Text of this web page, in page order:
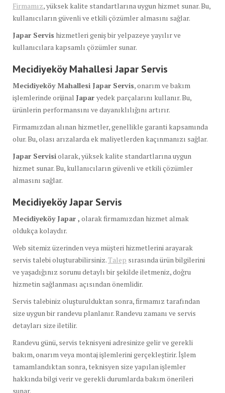
Firmamız, yüksek kalite standartlarına uygun hizmet sunar. Bu,
kullanıcıların güvenli ve etkili çözümler almasını sağlar.
Japar Servis hizmetleri geniş bir yelpazeye yayılır ve
kullanıcılara kapsamlı çözümler sunar.
Mecidiyeköy Mahallesi Japar Servis
Mecidiyeköy Mahallesi Japar Servis, onarım ve bakım
işlemlerinde orijinal Japar yedek parçalarını kullanır. Bu,
ürünlerin performansını ve dayanıklılığını artırır.
Firmamızdan alınan hizmetler, genellikle garanti kapsamında
olur. Bu, olası arızalarda ek maliyetlerden kaçınmanızı sağlar.
Japar Servisiolarak, yüksek kalite standartlarına uygun
hizmet sunar. Bu, kullanıcıların güvenli ve etkili çözümler
almasını sağlar.
Mecidiyeköy Japar Servis
Mecidiyeköy Japar , olarak firmamızdan hizmet almak
oldukça kolaydır.
Web sitemiz üzerinden veya müşteri hizmetlerini arayarak
servis talebi oluşturabilirsiniz.Talep sırasında ürün bilgilerini
ve yaşadığınız sorunu detaylı bir şekilde iletmeniz, doğru
hizmetin sağlanması açısından önemlidir.
Servis talebiniz oluşturulduktan sonra, firmamız tarafından
size uygun bir randevu planlanır. Randevu zamanı ve servis
detayları size iletilir.
Randevu günü, servis teknisyeni adresinize gelir ve gerekli
bakım, onarım veya montaj işlemlerini gerçekleştirir. İşlem
tamamlandıktan sonra, teknisyen size yapılan işlemler
hakkında bilgi verir ve gerekli durumlarda bakım önerileri
sunar.